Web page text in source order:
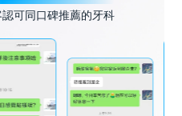
可同口碑推薦的牙科